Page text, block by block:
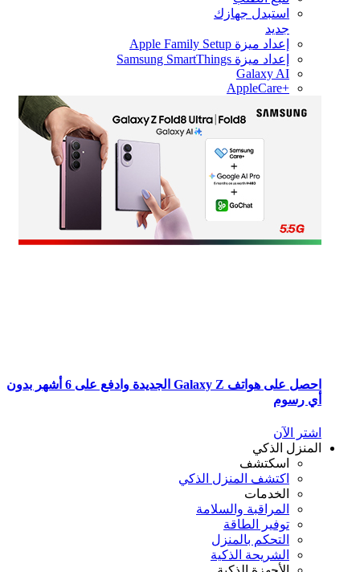
استبدل جهازك
إعداد ميزة Apple Family Setup
إعداد ميزة Samsung SmartThings
Galaxy AI
احصل على هواتف Galaxy Z الجديدة وادفع على 6 أشهر بدون
الذكي
اسكتشف
اكتشف المنزل الذكي
الخدمات
المراقبة والسلامة
توفير الطاقة
التحكم بالمنزل
الشريحة الذكية